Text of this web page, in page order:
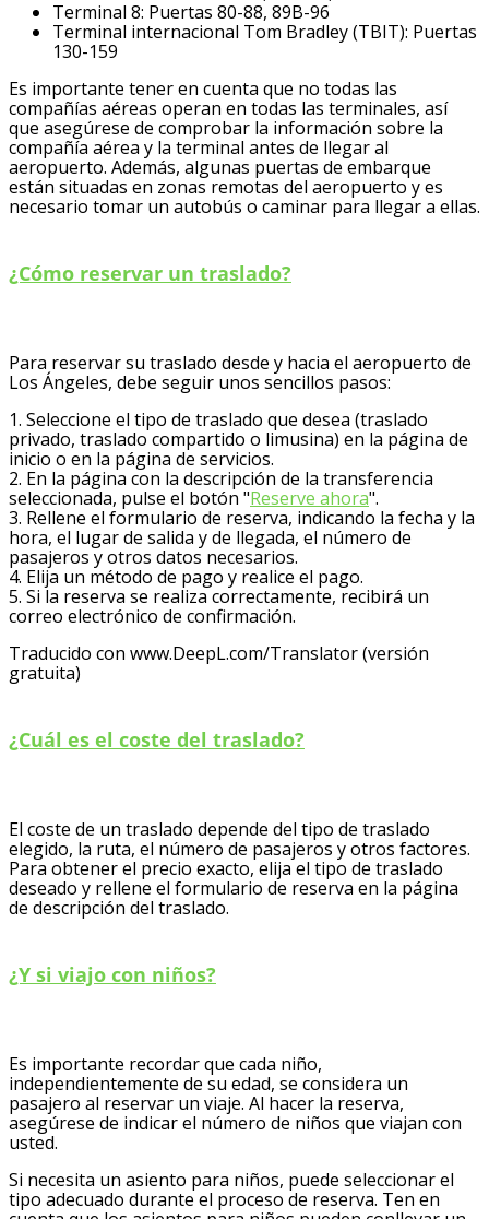
Terminal 8: Puertas 80-88, 89B-96
Terminal internacional Tom Bradley (TBIT): Puertas
130-159
Es importante tener en cuenta que no todas las
compañías aéreas operan en todas las terminales, así
que asegúrese de comprobar la información sobre la
compañía aérea y la terminal antes de llegar al
aeropuerto. Además, algunas puertas de embarque
están situadas en zonas remotas del aeropuerto y es
necesario tomar un autobús o caminar para llegar a ellas.
¿Cómo reservar un traslado?
Para reservar su traslado desde y hacia el aeropuerto de
Los Ángeles, debe seguir unos sencillos pasos:
1. Seleccione el tipo de traslado que desea (traslado
privado, traslado compartido o limusina) en la página de
inicio o en la página de servicios.
2. En la página con la descripción de la transferencia
seleccionada, pulse el botón "Reserve ahora".
3. Rellene el formulario de reserva, indicando la fecha y la
hora, el lugar de salida y de llegada, el número de
pasajeros y otros datos necesarios.
4. Elija un método de pago y realice el pago.
5. Si la reserva se realiza correctamente, recibirá un
correo electrónico de confirmación.
Traducido con www.DeepL.com/Translator (versión
gratuita)
¿Cuál es el coste del traslado?
El coste de un traslado depende del tipo de traslado
elegido, la ruta, el número de pasajeros y otros factores.
Para obtener el precio exacto, elija el tipo de traslado
deseado y rellene el formulario de reserva en la página
de descripción del traslado.
¿Y si viajo con niños?
Es importante recordar que cada niño,
independientemente de su edad, se considera un
pasajero al reservar un viaje. Al hacer la reserva,
asegúrese de indicar el número de niños que viajan con
usted.
Si necesita un asiento para niños, puede seleccionar el
tipo adecuado durante el proceso de reserva. Ten en